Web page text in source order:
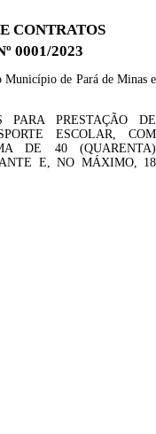
CONTRATOS
0001/2023
Município de Pará de Minas e
PARA PRESTAÇÃO DE
ESCOLAR, COM
DE 40 (QUARENTA)
E, NO MÁXIMO, 18